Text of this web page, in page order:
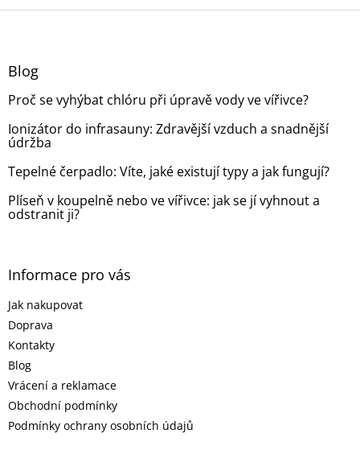
Z
Blog
Proč se vyhýbat chlóru při úpravě vody ve vířivce?
Ionizátor do infrasauny: Zdravější vzduch a snadnější
údržba
Tepelné čerpadlo: Víte, jaké existují typy a jak fungují?
Plíseň v koupelně nebo ve vířivce: jak se jí vyhnout a
odstranit ji?
Informace pro vás
Jak nakupovat
Doprava
Kontakty
Blog
Vrácení a reklamace
Obchodní podmínky
Podmínky ochrany osobních údajů